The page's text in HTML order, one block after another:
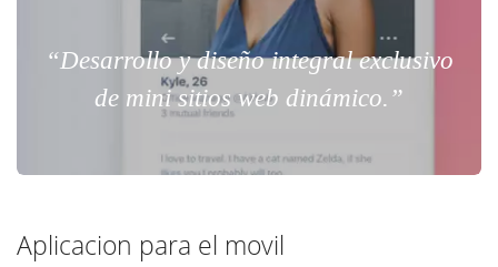
“Desarrollo y diseño integral exclusivo
de mini sitios web dinámico.”
Aplicacion para el movil